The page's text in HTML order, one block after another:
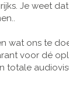
Je weet
wat ons te
voor dé
totale